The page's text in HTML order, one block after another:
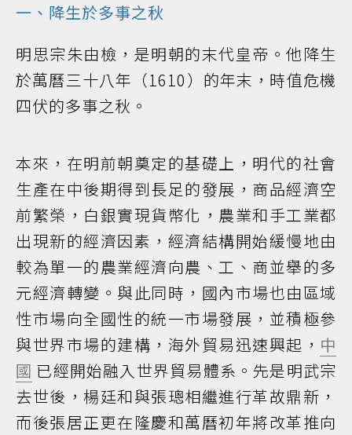
一、降生於多事之秋
明思宗朱由檢，是明朝的末代皇帝。他降生
於萬曆三十八年（1610）的年末，時值危機
四伏的多事之秋。
本來，在明前朝奠定的基礎上，明代的社會
生產在中後期得到長足的發展，商品經濟空
前繁榮，白銀實現貨幣化，農業和手工業都
出現新的經濟因素，經濟結構開始緩慢地由
較為單一的農業經濟向農、工、商並舉的多
元經濟轉變。與此同時，國內市場也由區域
性市場向全國性的統一市場發展，並積極參
與世界市場的建構，海外貿易迅速興起， 中
國 已經開始融入世界貿易體系。先是明武宗
去世後，楊廷和與張璁相繼進行革故鼎新，
而後張居正更在隆慶和萬曆初年將改革推向